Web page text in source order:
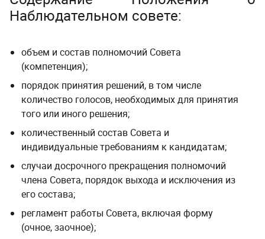
Наблюдательном совете:
объем и состав полномочий Совета
(компетенция);
порядок принятия решений, в том числе
количество голосов, необходимых для принятия
того или иного решения;
количественный состав Совета и
индивидуальные требованиям к кандидатам;
случаи досрочного прекращения полномочий
члена Совета, порядок выхода и исключения из
его состава;
регламент работы Совета, включая форму
(очное, заочное);